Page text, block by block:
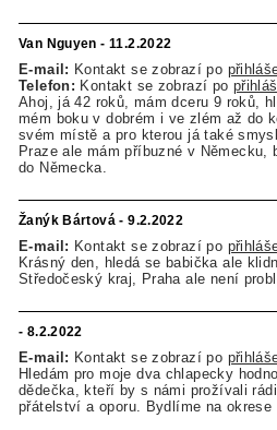
Van Nguyen - 11.2.2022
E-mail: Kontakt se zobrazí po
Telefon: Kontakt se zobrazí po
Ahoj, já 42 roků, mám dceru 9 roků,
mém boku v dobrém i ve zlém až do
svém místě a pro kterou já také
Praze ale mám příbuzné v
do Německa.
Žanýk Bártová - 9.2.2022
E-mail: Kontakt se zobrazí po
Krásný den, hledá se babička ale
Středočeský kraj, Praha ale není
- 8.2.2022
E-mail: Kontakt se zobrazí po
Hledám pro moje dva chlapecky
dědečka, kteří by s námi prožívali
přátelství a oporu. Bydlíme na okrese